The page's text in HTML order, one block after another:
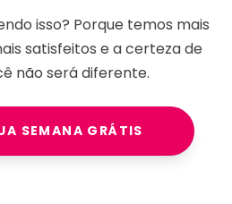
isso? Porque temos mais
satisfeitos e a certeza de
não será diferente.
SEMANA GRÁTIS